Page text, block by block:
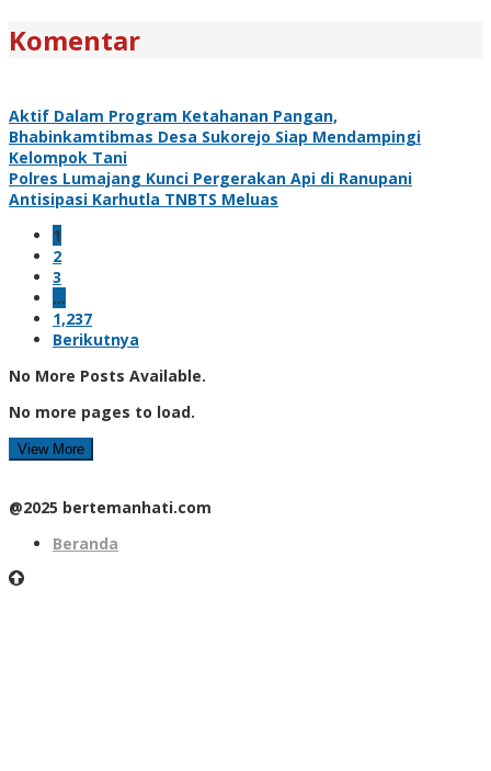
Komentar
Aktif Dalam Program Ketahanan Pangan,
Bhabinkamtibmas Desa Sukorejo Siap Mendampingi
Kelompok Tani
Polres Lumajang Kunci Pergerakan Api di Ranupani
Antisipasi Karhutla TNBTS Meluas
1
2
3
…
1,237
Berikutnya
No More Posts Available.
No more pages to load.
View More
@2025 bertemanhati.com
Beranda